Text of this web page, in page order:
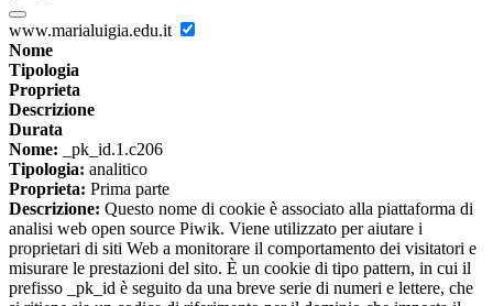
www.marialuigia.edu.it
Nome
Tipologia
Proprieta
Descrizione
Durata
Nome: _pk_id.1.c206
Tipologia: analitico
Proprieta: Prima parte
Descrizione: Questo nome di cookie è associato alla piattaforma di
analisi web open source Piwik. Viene utilizzato per aiutare i
proprietari di siti Web a monitorare il comportamento dei visitatori e
misurare le prestazioni del sito. È un cookie di tipo pattern, in cui il
prefisso _pk_id è seguito da una breve serie di numeri e lettere, che